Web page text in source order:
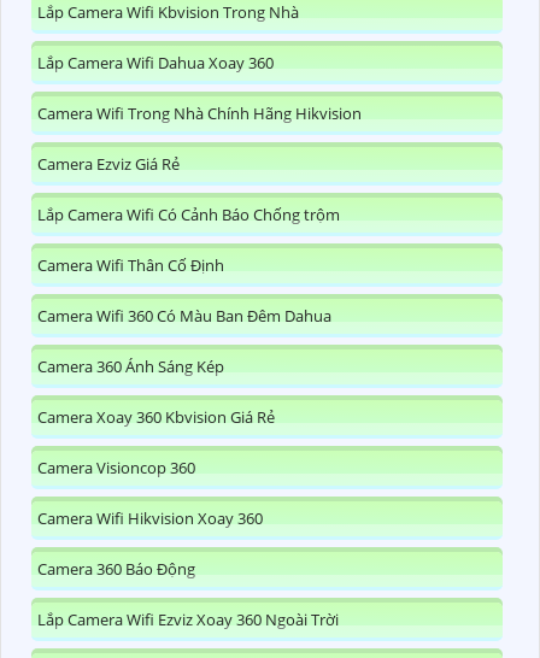
Lắp Camera Wifi Kbvision Trong Nhà
Lắp Camera Wifi Dahua Xoay 360
Camera Wifi Trong Nhà Chính Hãng Hikvision
Camera Ezviz Giá Rẻ
Lắp Camera Wifi Có Cảnh Báo Chống trộm
Camera Wifi Thân Cố Định
Camera Wifi 360 Có Màu Ban Đêm Dahua
Camera 360 Ánh Sáng Kép
Camera Xoay 360 Kbvision Giá Rẻ
Camera Visioncop 360
Camera Wifi Hikvision Xoay 360
Camera 360 Báo Động
Lắp Camera Wifi Ezviz Xoay 360 Ngoài Trời